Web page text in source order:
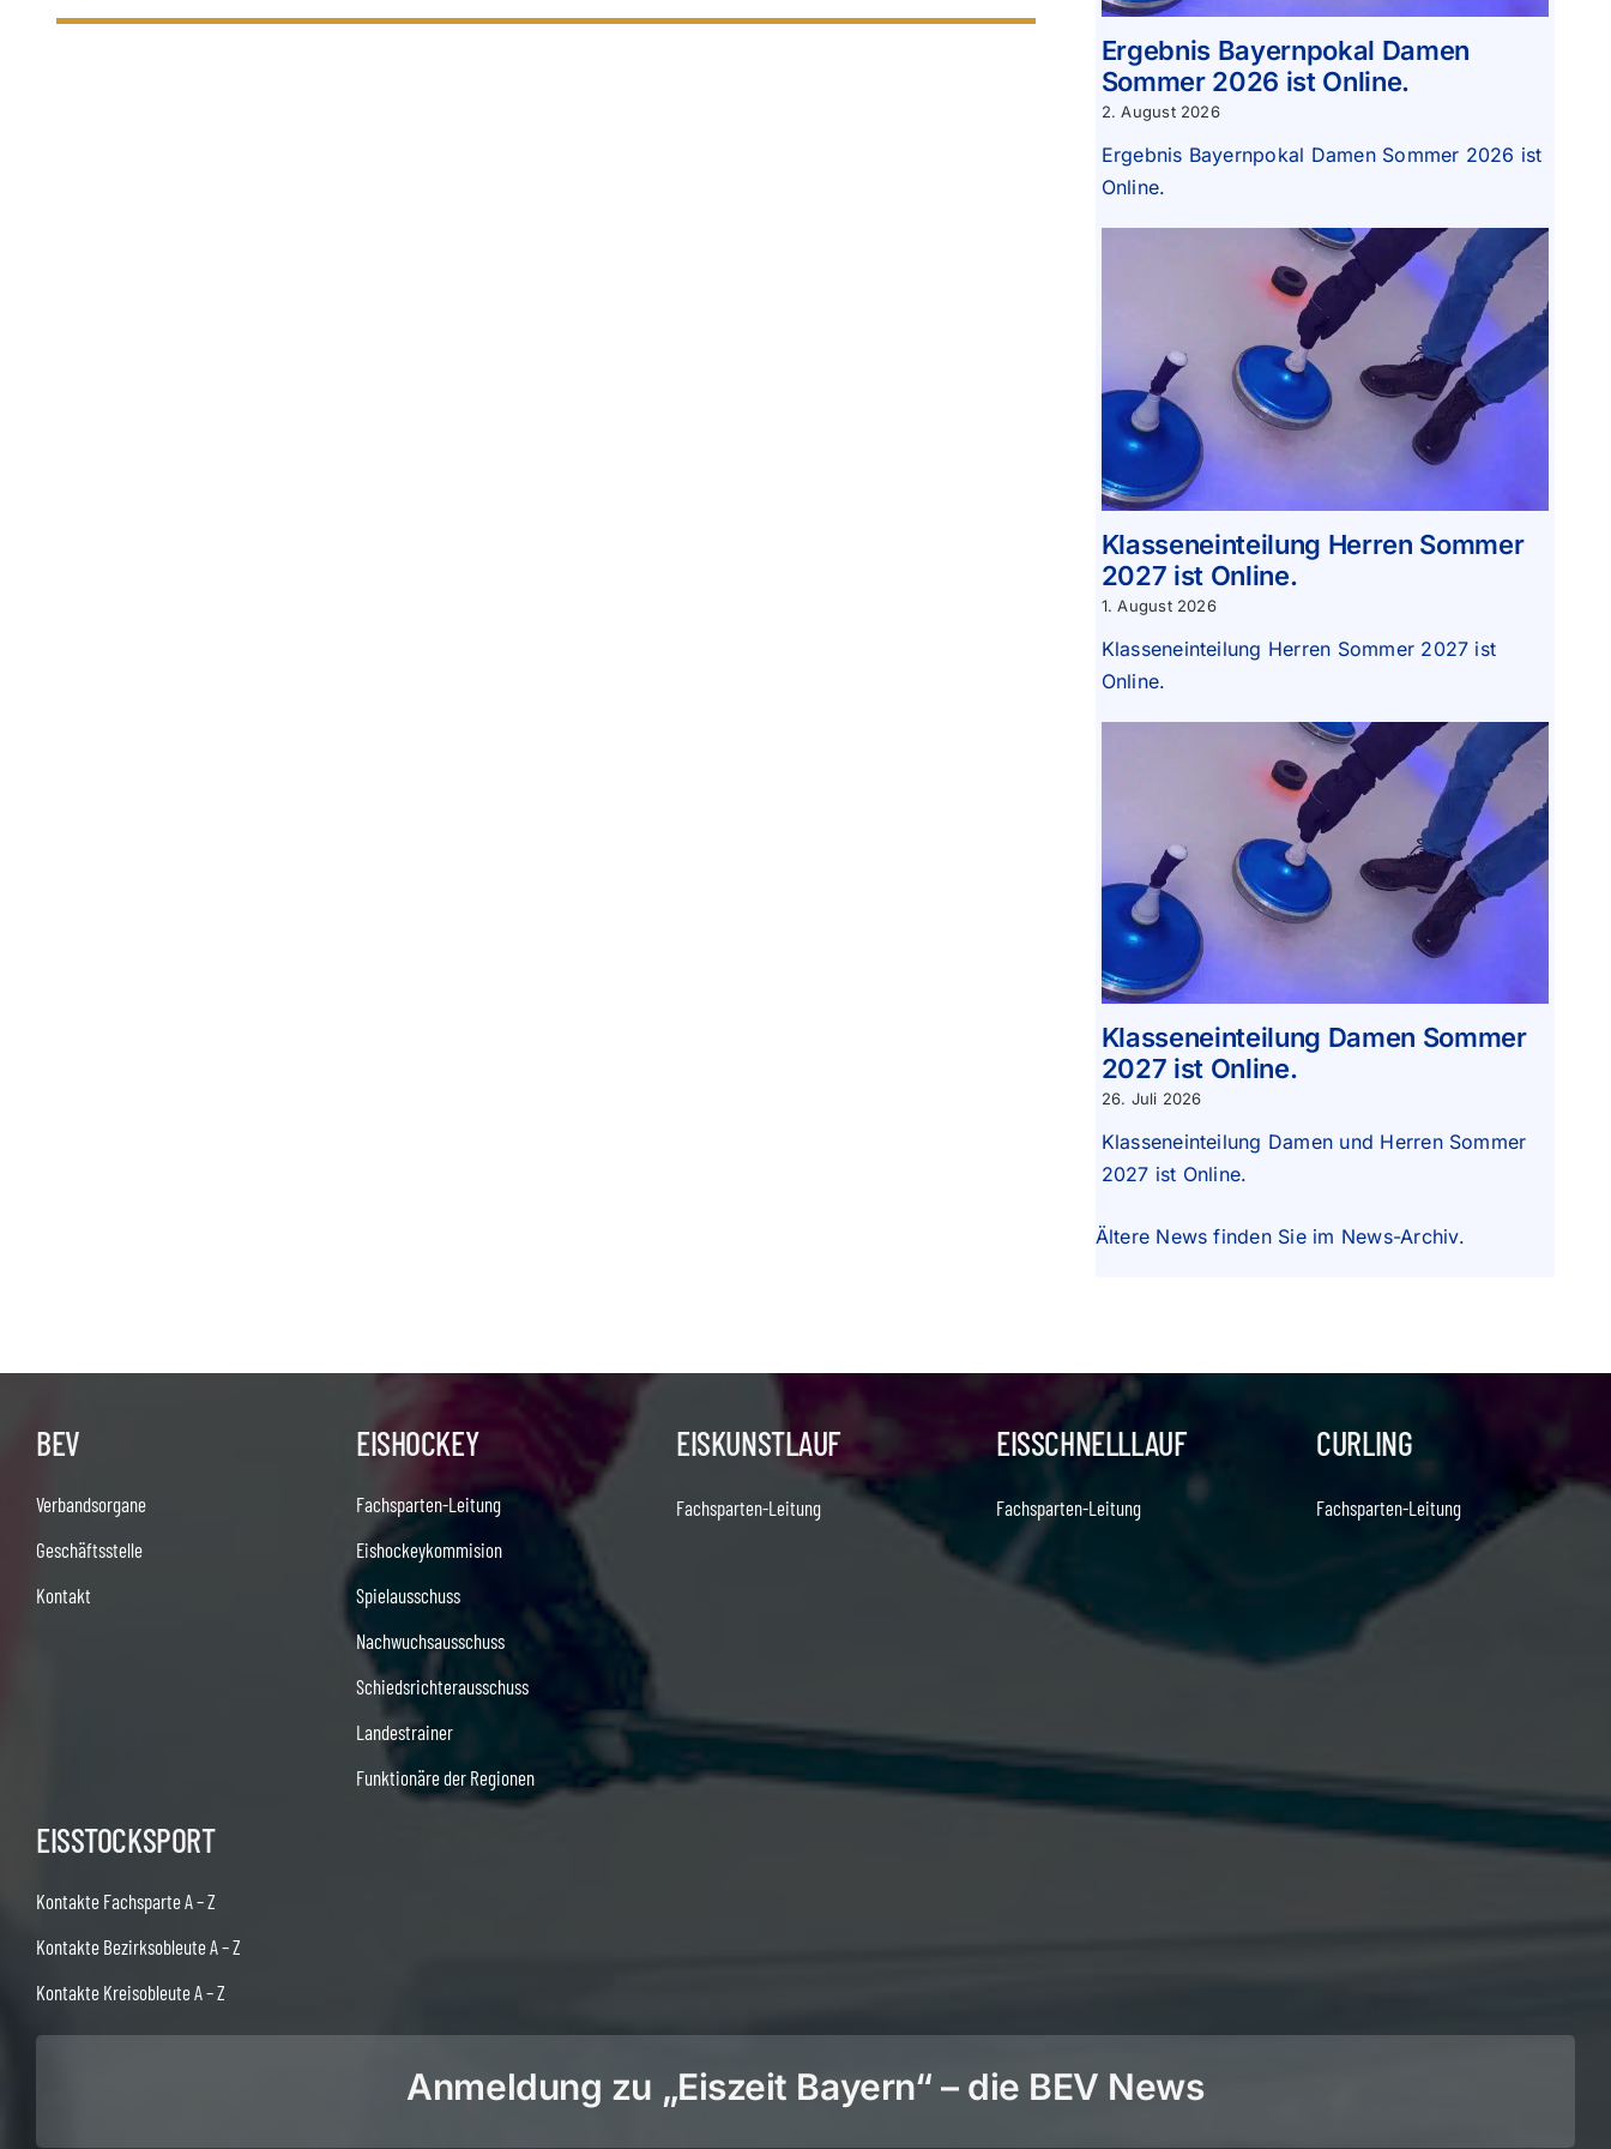
Ergebnis Bayernpokal Damen
Sommer 2026 ist Online.
2. August 2026
Ergebnis Bayernpokal Damen Sommer 2026 ist
Online.
Klasseneinteilung Herren Sommer
2027 ist Online.
1. August 2026
Klasseneinteilung Herren Sommer 2027 ist
Online.
Klasseneinteilung Damen Sommer
2027 ist Online.
26. Juli 2026
Klasseneinteilung Damen und Herren Sommer
2027 ist Online.
Ältere News finden Sie im News-Archiv.
BEV
Verbandsorgane
Geschäftsstelle
Kontakt
EISHOCKEY
Fachsparten-Leitung
Eishockeykommision
Spielausschuss
Nachwuchsausschuss
Schiedsrichterausschuss
Landestrainer
Funktionäre der Regionen
EISKUNSTLAUF
Fachsparten-Leitung
EISSCHNELLLAUF
Fachsparten-Leitung
CURLING
Fachsparten-Leitung
EISSTOCKSPORT
Kontakte Fachsparte A – Z
Kontakte Bezirksobleute A – Z
Kontakte Kreisobleute A – Z
Anmeldung zu „Eiszeit Bayern“ – die BEV News